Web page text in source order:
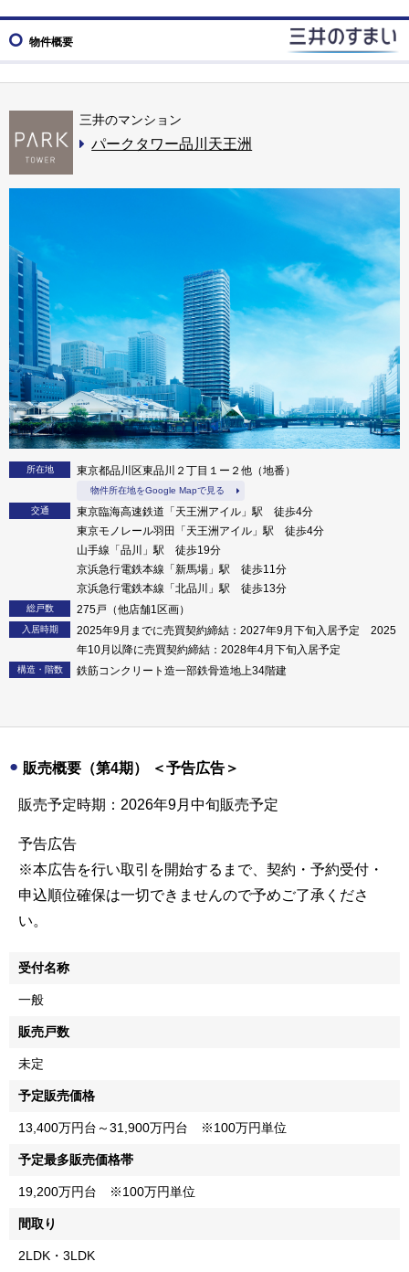
物件概要
三井のマンション
パークタワー品川天王洲
所在地 東京都品川区東品川２丁目１ー２他（地番）
物件所在地をGoogle Mapで見る
交通
東京臨海高速鉄道「天王洲アイル」駅 徒歩4分
東京モノレール羽田「天王洲アイル」駅 徒歩4分
山手線「品川」駅 徒歩19分
京浜急行電鉄本線「新馬場」駅 徒歩11分
京浜急行電鉄本線「北品川」駅 徒歩13分
総戸数 275戸（他店舗1区画）
入居時期
2025年9月までに売買契約締結：2027年9月下旬入居予定 2025
年10月以降に売買契約締結：2028年4月下旬入居予定
構造・階数 鉄筋コンクリート造一部鉄骨造地上34階建
販売概要（第4期） ＜予告広告＞
販売予定時期：2026年9月中旬販売予定
予告広告
※本広告を行い取引を開始するまで、契約・予約受付・
申込順位確保は一切できませんので予めご了承くださ
い。
受付名称
一般
販売戸数
未定
予定販売価格
13,400万円台～31,900万円台 ※100万円単位
予定最多販売価格帯
19,200万円台 ※100万円単位
間取り
2LDK・3LDK